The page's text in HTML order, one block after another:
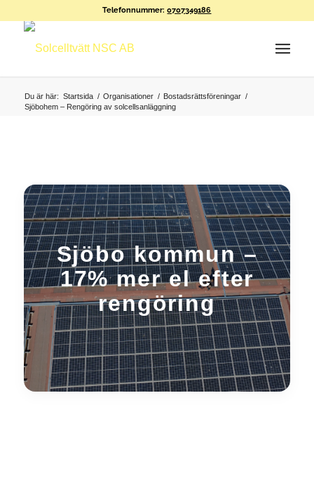
Telefonnummer:0707349186
Du är här: Startsida / Organisationer / Bostadsrättsföreningar /
Sjöbohem – Rengöring av solcellsanläggning
Sjöbo kommun –
17% mer el efter
rengöring